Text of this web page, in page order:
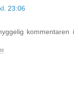
23:06
kommentaren i